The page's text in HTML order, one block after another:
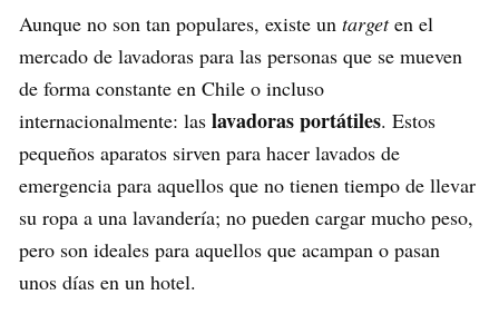
Aunque no son tan populares, existe un targeten el
mercado de lavadoras para las personas que se mueven
de forma constante en Chile o incluso
internacionalmente: las lavadoras portátiles. Estos
pequeños aparatos sirven para hacer lavados de
emergencia para aquellos que no tienen tiempo de llevar
su ropa a una lavandería; no pueden cargar mucho peso,
pero son ideales para aquellos que acampan o pasan
unos días en un hotel.